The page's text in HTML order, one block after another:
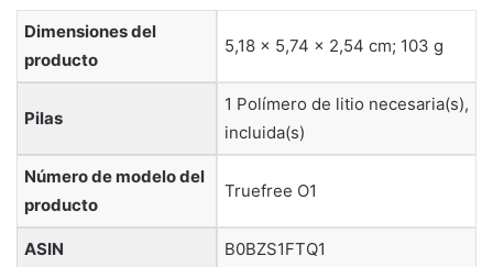
Dimensiones del
producto
5,18 x 5,74 x 2,54 cm; 103 g
Pilas
1 Polímero de litio necesaria(s),
incluida(s)
Número de modelo del
producto
Truefree O1
ASIN B0BZS1FTQ1